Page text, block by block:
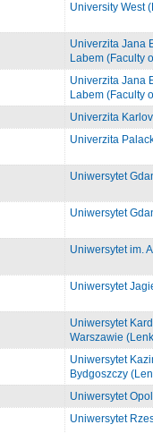
University West
Univerzita Jana
Labem (Faculty
Univerzita Jana
Labem (Faculty
Univerzita
Univerzita
Uniwersytet
Uniwersytet
Uniwersytet im.
Uniwersytet
Uniwersytet
Warszawie
Uniwersytet
Bydgoszczy
Uniwersytet
Uniwersytet